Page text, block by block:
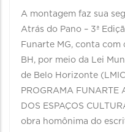
A montagem faz sua
Atrás do Pano – 3ª
Funarte MG, conta
BH, por meio da Lei
de Belo Horizonte
PROGRAMA FUNARTE
DOS ESPAÇOS
obra homônima do